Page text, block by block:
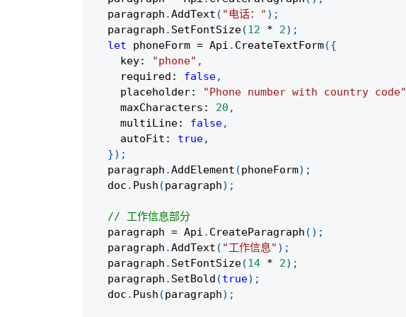
  paragraph
.AddText ( "电话：" ) ;
  paragraph
. SetFontSize(12 * 2) ;
let phoneForm = Api . CreateTextForm({
    key
: "phone" ,
    required
: false,
    placeholder
: "Phone number with country code"
    maxCharacters
: 20 ,
    multiLine
: false,
    autoFit
: true,
}) ;
  paragraph
.AddElement (phoneForm) ;
  doc
. Push (paragraph) ;
// 工作信息部分
  paragraph
= Api . CreateParagraph ( ) ;
  paragraph
.AddText ( "工作信息" ) ;
  paragraph
. SetFontSize(14 * 2) ;
  paragraph
. SetBold (true) ;
  doc
. Push (paragraph) ;